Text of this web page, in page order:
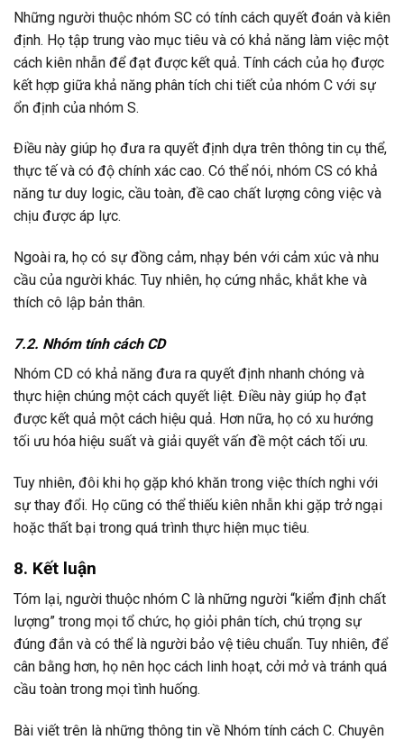
Những người thuộc nhóm SC có tính cách quyết đoán và kiên
định. Họ tập trung vào mục tiêu và có khả năng làm việc một
cách kiên nhẫn để đạt được kết quả. Tính cách của họ được
kết hợp giữa khả năng phân tích chi tiết của nhóm C với sự
ổn định của nhóm S.
Điều này giúp họ đưa ra quyết định dựa trên thông tin cụ thể,
thực tế và có độ chính xác cao. Có thể nói, nhóm CS có khả
năng tư duy logic, cầu toàn, đề cao chất lượng công việc và
chịu được áp lực.
Ngoài ra, họ có sự đồng cảm, nhạy bén với cảm xúc và nhu
cầu của người khác. Tuy nhiên, họ cứng nhắc, khắt khe và
thích cô lập bản thân.
7.2. Nhóm tính cách CD
Nhóm CD có khả năng đưa ra quyết định nhanh chóng và
thực hiện chúng một cách quyết liệt. Điều này giúp họ đạt
được kết quả một cách hiệu quả. Hơn nữa, họ có xu hướng
tối ưu hóa hiệu suất và giải quyết vấn đề một cách tối ưu.
Tuy nhiên, đôi khi họ gặp khó khăn trong việc thích nghi với
sự thay đổi. Họ cũng có thể thiếu kiên nhẫn khi gặp trở ngại
hoặc thất bại trong quá trình thực hiện mục tiêu.
8. Kết luận
Tóm lại, người thuộc nhóm C là những người “kiểm định chất
lượng” trong mọi tổ chức, họ giỏi phân tích, chú trọng sự
đúng đắn và có thể là người bảo vệ tiêu chuẩn. Tuy nhiên, để
cân bằng hơn, họ nên học cách linh hoạt, cởi mở và tránh quá
cầu toàn trong mọi tình huống.
Bài viết trên là những thông tin về Nhóm tính cách C. Chuyên